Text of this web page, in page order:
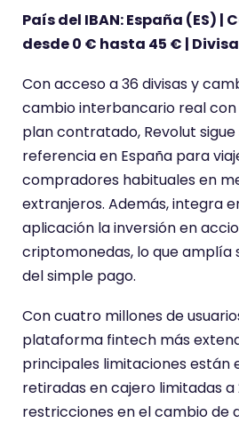
n
t
c
País del IBAN: España (ES) |
desde 0 € hasta 45 € |
Con acceso a 36 divisas y
cambio interbancario real
plan contratado, Revolut sigue
referencia en España para
compradores habituales en
extranjeros. Además, integra
aplicación la inversión en
criptomonedas, lo que amplía
del simple pago.
Con cuatro millones de
plataforma fintech más
principales limitaciones están
retiradas en cajero limitadas
restricciones en el cambio de